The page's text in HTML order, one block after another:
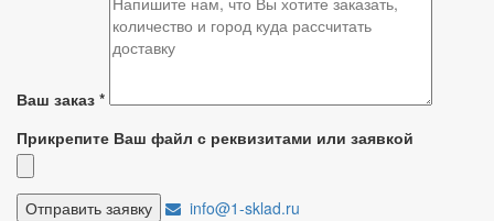
Ваш заказ *
Прикрепите Ваш файл с реквизитами или заявкой
info@1-sklad.ru